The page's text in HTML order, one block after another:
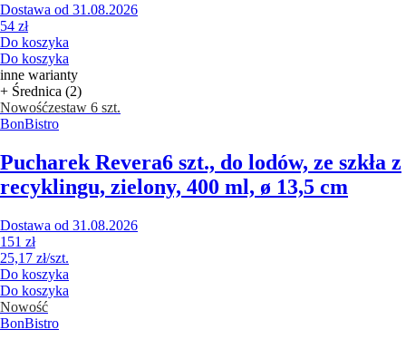
Dostawa od 31.08.2026
54 zł
Do koszyka
Do koszyka
inne warianty
+ Średnica (2)
Nowośćzestaw 6 szt.
BonBistro
Pucharek Revera6 szt., do lodów, ze szkła z
recyklingu, zielony, 400 ml, ø 13,5 cm
Dostawa od 31.08.2026
151 zł
25,17 zł/szt.
Do koszyka
Do koszyka
Nowość
BonBistro